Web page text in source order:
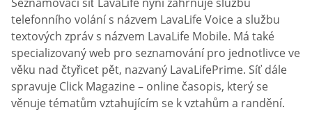
telefonního volání s názvem LavaLife Voice a službu
textových zpráv s názvem LavaLife Mobile. Má také
specializovaný web pro seznamování pro jednotlivce ve
věku nad čtyřicet pět, nazvaný LavaLifePrime. Síť dále
spravuje Click Magazine – online časopis, který se
věnuje tématům vztahujícím se k vztahům a randění.